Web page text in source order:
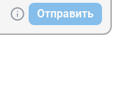
Отправить